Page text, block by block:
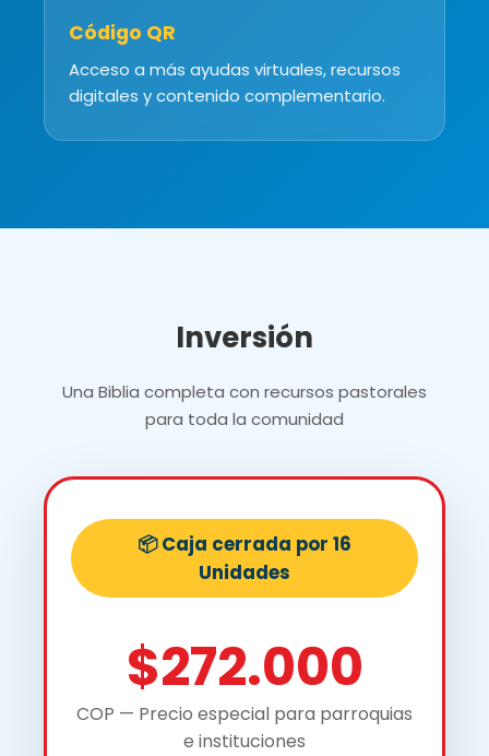
Código QR
Acceso a más ayudas virtuales, recursos
digitales y contenido complementario.
Inversión
Una Biblia completa con recursos pastorales
para toda la comunidad
📦 Caja cerrada por 16
Unidades
$272.000
COP — Precio especial para parroquias
e instituciones